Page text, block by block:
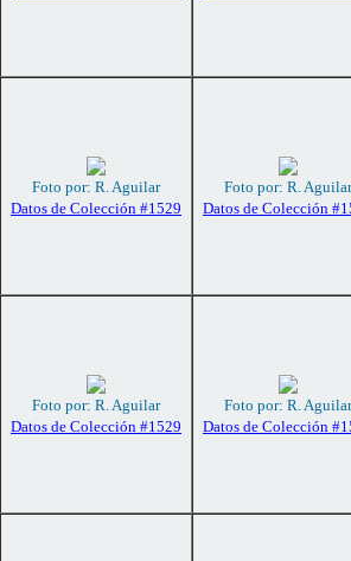
Foto por: R. Aguilar
Datos de Colección #1529
Foto por: R. Aguilar
Datos de Colección
Foto por: R. Aguilar
Datos de Colección #1529
Foto por: R. Aguilar
Datos de Colección